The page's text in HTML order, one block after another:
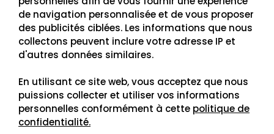
Cassissier
Cerisier
Framboisier
Groseiller
Kiwi rustique
Mûrier
de navigation personnalisée et de vous proposer
des publicités ciblées. Les informations que nous
collectons peuvent inclure votre adresse IP et
d'autres données similaires.
En utilisant ce site web, vous acceptez que nous
puissions collecter et utiliser vos informations
personnelles conformément à cette politique de
confidentialité.